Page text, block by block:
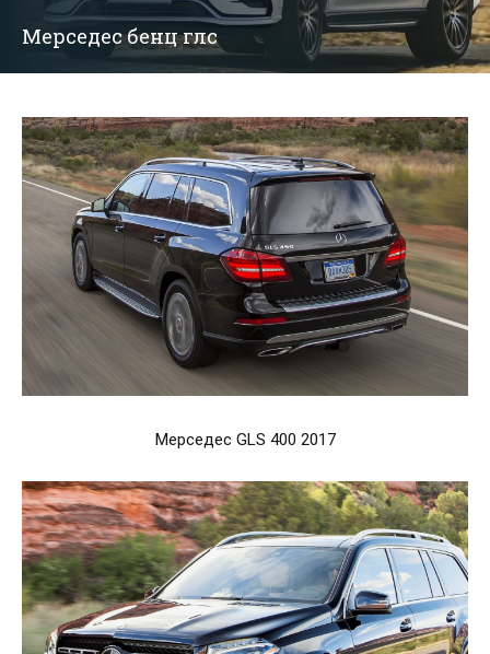
Мерседес бенц глс
Мерседес GLS 400 2017